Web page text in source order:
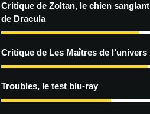
Critique de Zoltan, le chien sanglant
de Dracula
Critique de Les Maîtres de l’univers
Troubles, le test blu-ray